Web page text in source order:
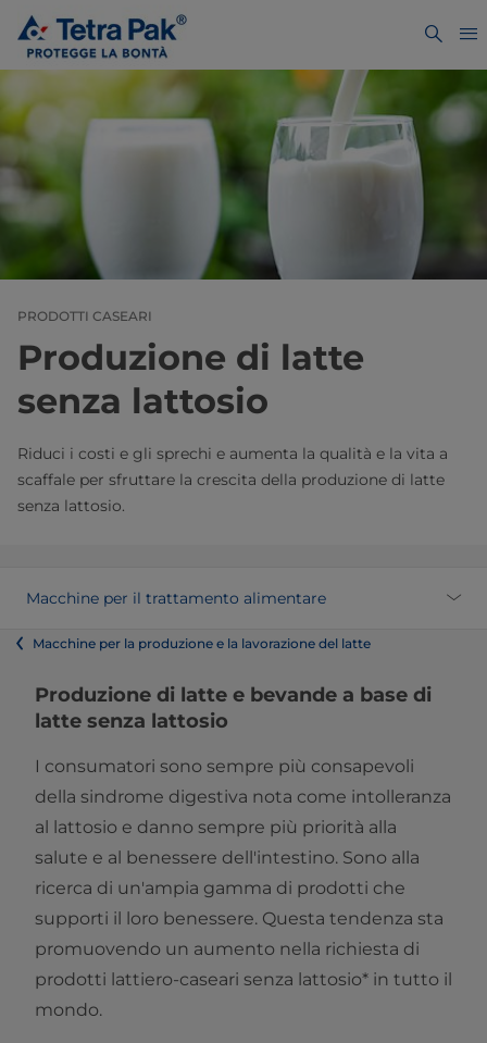
PRODOTTI CASEARI
Produzione di latte
senza lattosio
Riduci i costi e gli sprechi e aumenta la qualità e la vita a
scaffale per sfruttare la crescita della produzione di latte
senza lattosio.
Macchine per il trattamento alimentare
Macchine per la produzione e la lavorazione del latte
Produzione di latte e bevande a base di
latte senza lattosio​​
I consumatori sono sempre più consapevoli
della sindrome digestiva nota come intolleranza
al lattosio e danno sempre più priorità alla
salute e al benessere dell'intestino. Sono alla
ricerca di un'ampia gamma di prodotti che
supporti il loro benessere. Questa tendenza sta
promuovendo un aumento nella richiesta di
prodotti lattiero-caseari senza lattosio* in tutto il
mondo.